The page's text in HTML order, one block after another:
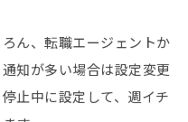
ん、転職エージェントか
知が多い場合は設定変更
止中に設定して、週イチ